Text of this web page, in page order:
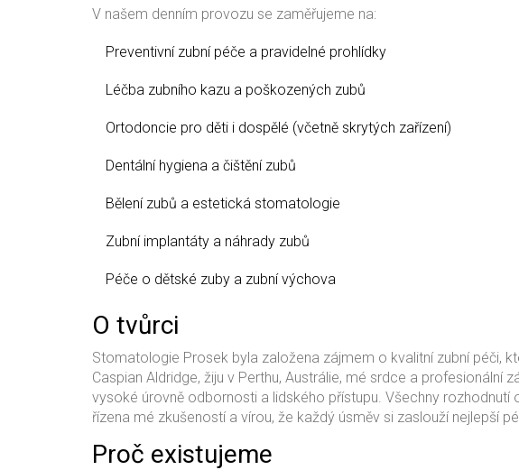
V našem denním provozu se zaměřujeme na:
Preventivní zubní péče a pravidelné prohlídky
Léčba zubního kazu a poškozených zubů
Ortodoncie pro děti i dospělé (včetně skrytých zařízení)
Dentální hygiena a čištění zubů
Bělení zubů a estetická stomatologie
Zubní implantáty a náhrady zubů
Péče o dětské zuby a zubní výchova
O tvůrci
Stomatologie Prosek byla založena zájmem o kvalitní zubní péči,
Caspian Aldridge, žiju v Perthu, Austrálie, mé srdce a
vysoké úrovně odbornosti a lidského přístupu. Všechny
řízena mé zkušeností a vírou, že každý úsměv si zaslouží nejlepší
Proč existujeme